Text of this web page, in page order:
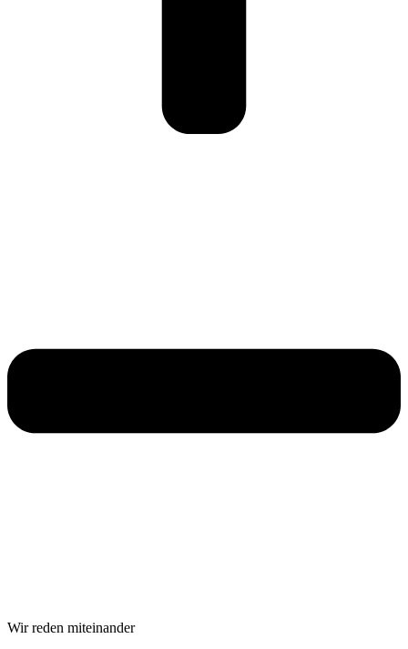
Wir reden miteinander